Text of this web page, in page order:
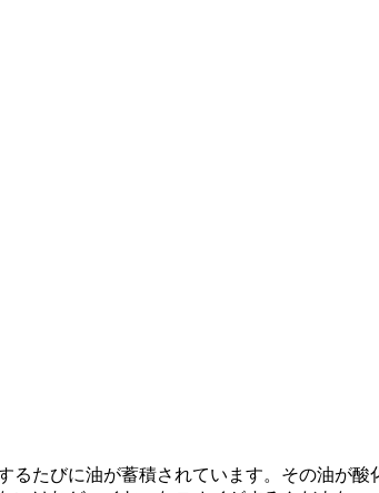
たびに油が蓄積されています。その油が